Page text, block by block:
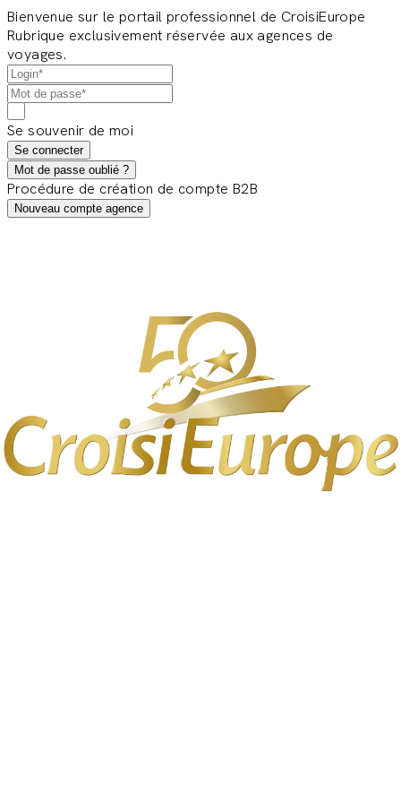
Bienvenue sur le portail professionnel de CroisiEurope
Rubrique exclusivement réservée aux agences de
voyages.
Se souvenir de moi
Se connecter
Mot de passe oublié ?
Procédure de création de compte B2B
Nouveau compte agence